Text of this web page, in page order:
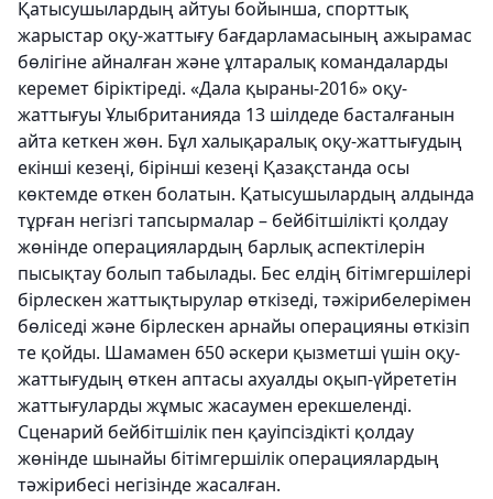
Қатысушылардың айтуы бойынша, спорттық
жарыстар оқу-жаттығу бағдарламасының ажырамас
бөлігіне айналған және ұлтаралық командаларды
керемет біріктіреді. «Дала қыраны-2016» оқу-
жаттығуы Ұлыбританияда 13 шілдеде басталғанын
айта кеткен жөн. Бұл халықаралық оқу-жаттығудың
екінші кезеңі, бірінші кезеңі Қазақстанда осы
көктемде өткен болатын. Қатысушылардың алдында
тұрған негізгі тапсырмалар – бейбітшілікті қолдау
жөнінде операциялардың барлық аспектілерін
пысықтау болып табылады. Бес елдің бітімгершілері
бірлескен жаттықтырулар өткізеді, тәжірибелерімен
бөліседі және бірлескен арнайы операцияны өткізіп
те қойды. Шамамен 650 әскери қызметші үшін оқу-
жаттығудың өткен аптасы ахуалды оқып-үйрететін
жаттығуларды жұмыс жасаумен ерекшеленді.
Сценарий бейбітшілік пен қауіпсіздікті қолдау
жөнінде шынайы бітімгершілік операциялардың
тәжірибесі негізінде жасалған.